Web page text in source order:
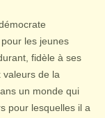
les jeunes
fidèle à ses
valeurs de la
un monde qui
pour lesquelles il a